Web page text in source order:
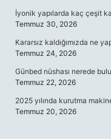
İyonik yapılarda kaç çeşit
Temmuz 30, 2026
Kararsız kaldığımızda ne
Temmuz 24, 2026
Günbed nüshası nerede
Temmuz 22, 2026
2025 yılında kurutma
Temmuz 20, 2026